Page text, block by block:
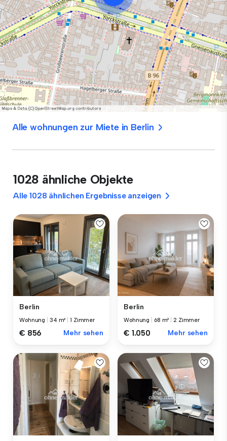
Alle wohnungen zur Miete in Berlin
1028 ähnliche Objekte
Alle 1028 ähnlichen Ergebnisse anzeigen
Berlin
Wohnung 34 m² |1 Zimmer
€ 856 Mehr sehen
Berlin
Wohnung 68 m² |2 Zimmer
€ 1.050 Mehr sehen